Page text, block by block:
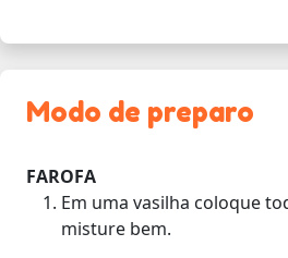
Modo de preparo
FAROFA
Em uma vasilha coloque
misture bem.